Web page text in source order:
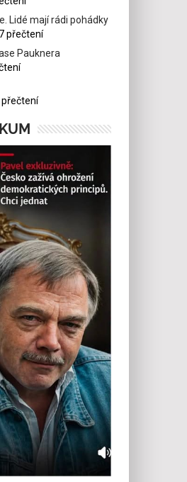
Lidé mají rádi pohádky
přečtení
Pauknera
přečtení